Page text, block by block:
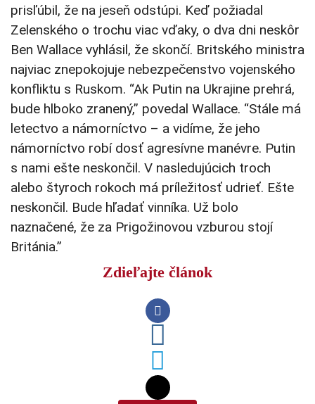
prisľúbil, že na jeseň odstúpi. Keď požiadal
Zelenského o trochu viac vďaky, o dva dni neskôr
Ben Wallace vyhlásil, že skončí. Britského ministra
najviac znepokojuje nebezpečenstvo vojenského
konfliktu s Ruskom. “Ak Putin na Ukrajine prehrá,
bude hlboko zranený,” povedal Wallace. “Stále má
letectvo a námorníctvo – a vidíme, že jeho
námorníctvo robí dosť agresívne manévre. Putin
s nami ešte neskončil. V nasledujúcich troch
alebo štyroch rokoch má príležitosť udrieť. Ešte
neskončil. Bude hľadať vinníka. Už bolo
naznačené, že za Prigožinovou vzburou stojí
Británia.”
Zdieľajte článok